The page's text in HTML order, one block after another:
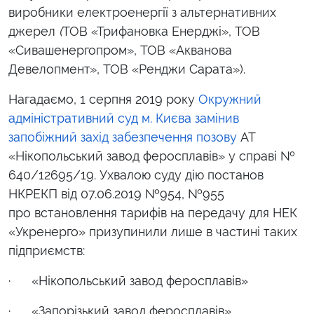
виробники електроенергії з альтернативних
джерел (ТОВ «Трифановка Енерджі», ТОВ
«Сивашенергопром», ТОВ «Акванова
Девелопмент», ТОВ «Ренджи Сарата»).
Нагадаємо, 1 серпня 2019 року Окружний
адміністративний суд м. Києва замінив
запобіжний захід забезпечення позову АТ
«Нікопольський завод феросплавів» у справі №
640/12695/19. Ухвалою суду дію постанов
НКРЕКП від 07.06.2019 №954, №955
про встановлення тарифів на передачу для НЕК
«Укренерго» призупинили лише в частині таких
підприємств:
· «Нікопольський завод феросплавів»
· «Запорізький завод феросплавів»